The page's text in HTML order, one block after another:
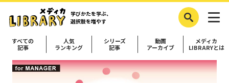
学びかたを学ぶ、
選択肢を増やす
すべての
記事
人気
ランキング
シリーズ
記事
動画
アーカイブ
メディカ
LIBRARYとは